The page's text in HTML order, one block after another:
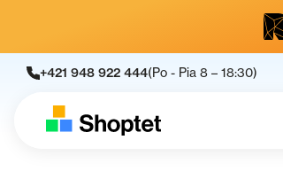
+421 948 922 444(Po - Pia 8 – 18:30)